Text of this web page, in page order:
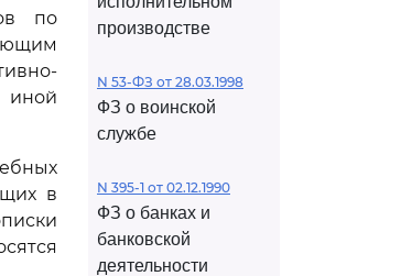
по
иной
в
производстве
N 53-ФЗ от 28.03.1998
ФЗ о воинской
службе
N 395-1 от 02.12.1990
ФЗ о банках и
банковской
деятельности